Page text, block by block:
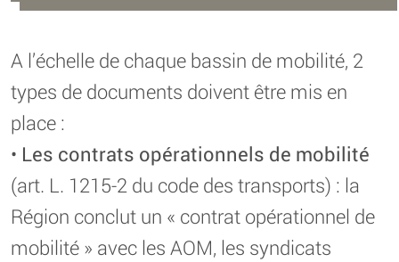
A l’échelle de chaque bassin de mobilité, 2
types de documents doivent être mis en
place :
• Les contrats opérationnels de mobilité
(art. L. 1215-2 du code des transports) : la
Région conclut un « contrat opérationnel de
mobilité » avec les AOM, les syndicats